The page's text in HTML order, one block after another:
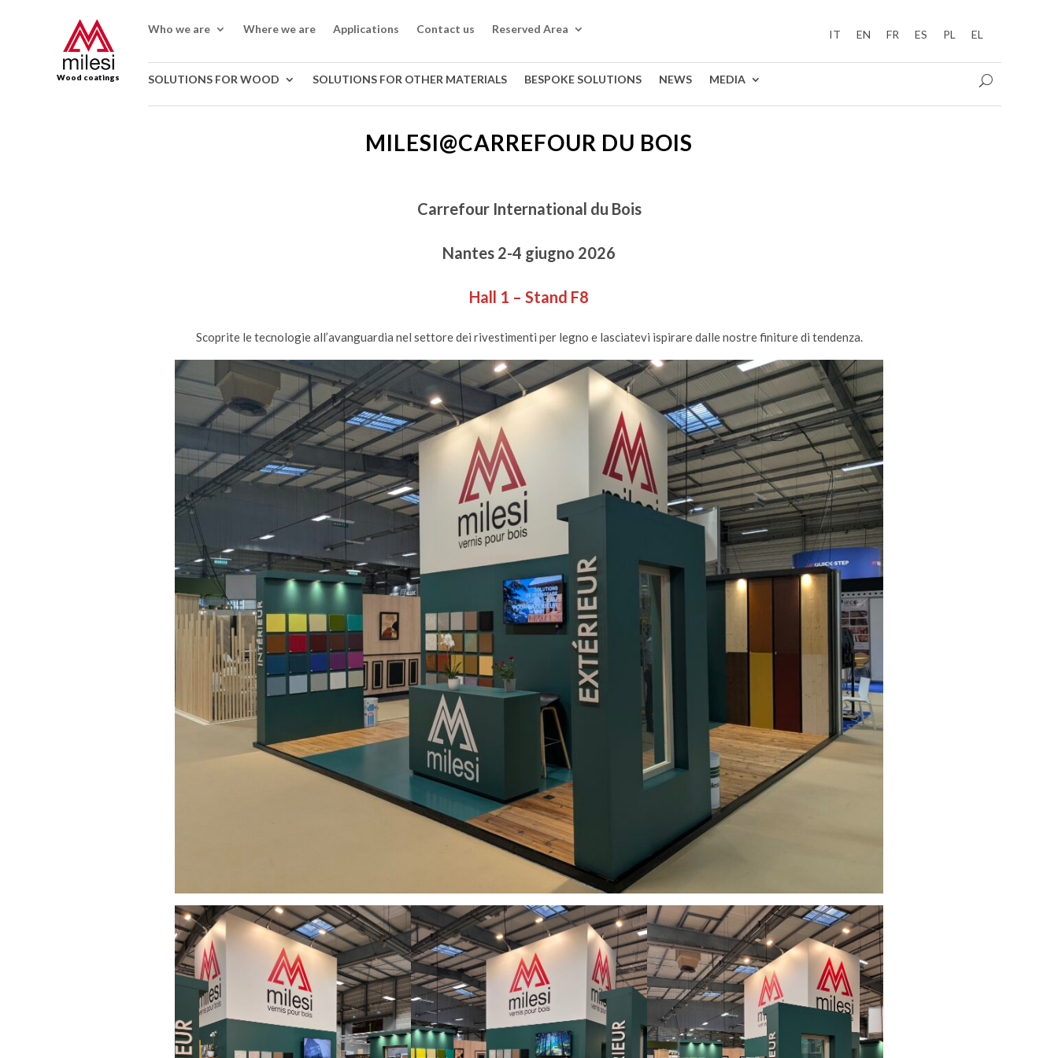
Wood coatings
Who we are Where we are Applications Contact us Reserved Area IT EN FR ES PL EL
SOLUTIONS FOR WOOD SOLUTIONS FOR OTHER MATERIALS BESPOKE SOLUTIONS NEWS MEDIA
MILESI@CARREFOUR DU BOIS
Carrefour International du Bois
Nantes 2-4 giugno 2026
Hall 1 – Stand F8
Scoprite le tecnologie all’avanguardia nel settore dei rivestimenti per legno e lasciatevi ispirare dalle nostre finiture di tendenza.